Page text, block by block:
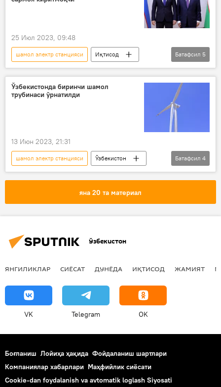
25 Июл 2023, 09:48
шамол электр станцияси
Иқтисод
Ўзбекистон
БАА
қуёш фотоэлектр станцияси
ҳамкорлик
Батафсил 5
Ўзбекистонда биринчи шамол
трубинаси ўрнатилди
13 Июн 2023, 21:31
шамол электр станцияси
Ўзбекистон
электр энергияси
шамол
Батафсил 4
яна 20 та материал
Ўзбекистон
ЯНГИЛИКЛАР СИЁСАТ ДУНЁДА ИҚТИСОД ЖАМИЯТ
VK Telegram OK
Боғланиш Лойиҳа ҳақида Фойдаланиш шартлари
Компаниялар хабарлари Маҳфийлик сиёсати
Cookie-dan foydalanish va avtomatik loglash Siyosati